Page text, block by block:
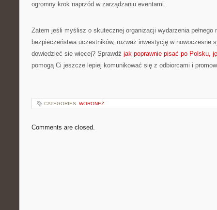
ogromny krok naprzód w zarządzaniu eventami.
Zatem jeśli myślisz o skutecznej organizacji wydarzenia pełnego
bezpieczeństwa uczestników, rozważ inwestycję w nowoczesne
dowiedzieć się więcej? Sprawdź jak poprawnie pisać po Polsku,
pomogą Ci jeszcze lepiej komunikować się z odbiorcami i
CATEGORIES: WORONEŻ
Comments are closed.